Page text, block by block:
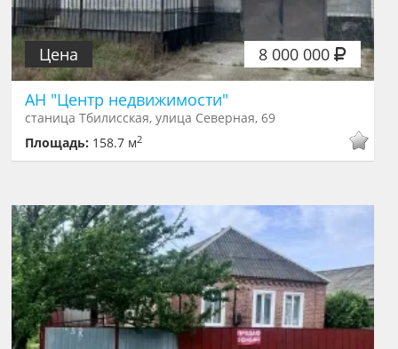
8 000 000
Цена
АН "Центр недвижимости"
станица Тбилисская, улица Северная, 69
Площадь: 158.7 м2